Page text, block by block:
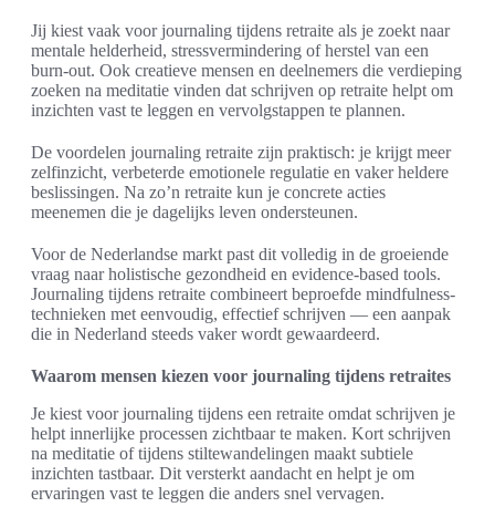
Jij kiest vaak voor journaling tijdens retraite als je zoekt naar
mentale helderheid, stressvermindering of herstel van een
burn-out. Ook creatieve mensen en deelnemers die verdieping
zoeken na meditatie vinden dat schrijven op retraite helpt om
inzichten vast te leggen en vervolgstappen te plannen.
De voordelen journaling retraite zijn praktisch: je krijgt meer
zelfinzicht, verbeterde emotionele regulatie en vaker heldere
beslissingen. Na zo’n retraite kun je concrete acties
meenemen die je dagelijks leven ondersteunen.
Voor de Nederlandse markt past dit volledig in de groeiende
vraag naar holistische gezondheid en evidence-based tools.
Journaling tijdens retraite combineert beproefde mindfulness-
technieken met eenvoudig, effectief schrijven — een aanpak
die in Nederland steeds vaker wordt gewaardeerd.
Waarom mensen kiezen voor journaling tijdens retraites
Je kiest voor journaling tijdens een retraite omdat schrijven je
helpt innerlijke processen zichtbaar te maken. Kort schrijven
na meditatie of tijdens stiltewandelingen maakt subtiele
inzichten tastbaar. Dit versterkt aandacht en helpt je om
ervaringen vast te leggen die anders snel vervagen.